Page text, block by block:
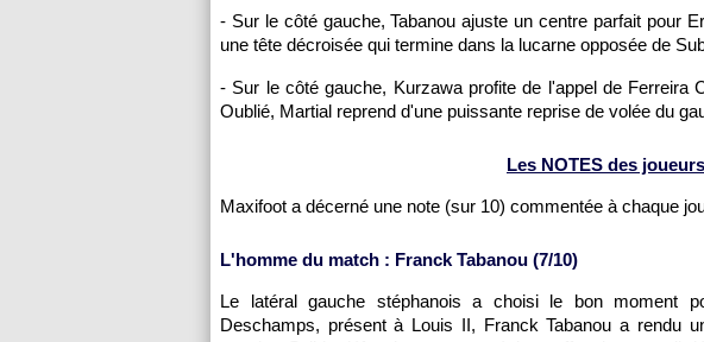
- Sur le côté gauche, Tabanou ajuste un centre parfait pour
une tête décroisée qui termine dans la lucarne opposée de
- Sur le côté gauche, Kurzawa profite de l'appel de Ferreira
Oublié, Martial reprend d'une puissante reprise de volée du
Les NOTES des
Maxifoot a décerné une note (sur 10) commentée à chaque
L'homme du match : Franck Tabanou (7/10)
Le latéral gauche stéphanois a choisi le bon moment
Deschamps, présent à Louis II, Franck Tabanou a rendu